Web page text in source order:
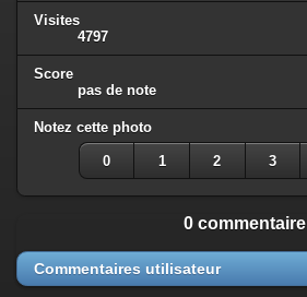
Visites
4797
Score
pas de note
Notez cette photo
0 1 2 3
0 commentaire
Commentaires utilisateur